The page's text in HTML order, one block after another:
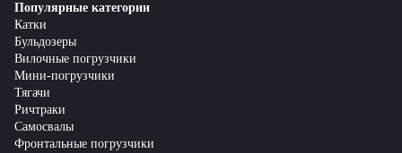
Популярные категории
Катки
Бульдозеры
Вилочные погрузчики
Мини-погрузчики
Тягачи
Ричтраки
Самосвалы
Фронтальные погрузчики